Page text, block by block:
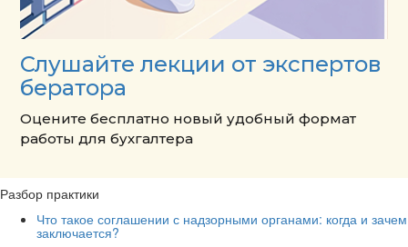
Слушайте лекции от экспертов
бератора
Оцените бесплатно новый удобный формат
работы для бухгалтера
Разбор практики
Что такое соглашении с надзорными органами: когда и зачем
заключается?